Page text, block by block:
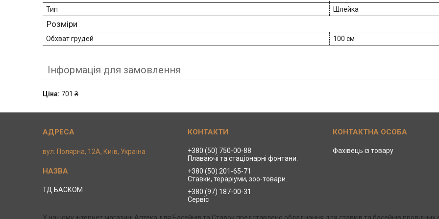
Тип
Шлейка
Розміри
Обхват грудей 100 см
Інформація для замовлення
Ціна: 701 ₴
вул. Полярна, 12А, Київ, Україна
ТД БАСКОМ
+380 (50) 750-00-88
Плаваючі та стаціонарні фонтани.
+380 (50) 201-65-71
Ставки, тераріуми, зоо-товари.
+380 (97) 187-00-31
Сервіс
Фахівець із товару